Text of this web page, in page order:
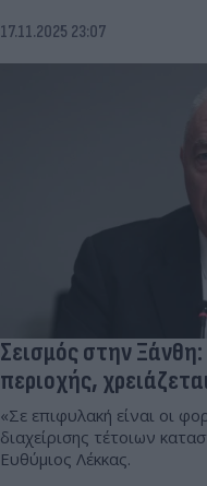
17.11.2025 23:07
Σεισμός στην
περιοχής,
«Σε επιφυλακή είναι οι
διαχείρισης τέτοιων
Ευθύμιος Λέκκας.